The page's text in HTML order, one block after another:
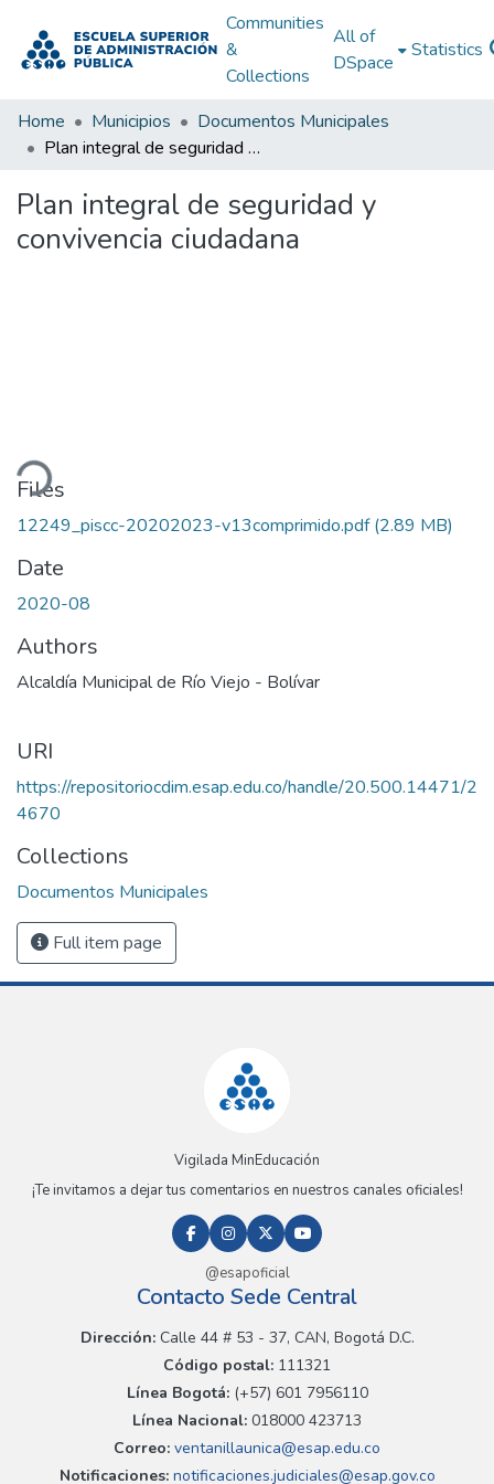
Communities
&
Collections
All of
DSpace
Statistics
Home Municipios
Documentos Municipales
Plan integral de seguridad y convivencia ciudadana
Plan integral de seguridad y
convivencia ciudadana
Files
12249_piscc-20202023-v13comprimido.pdf(2.89 MB)
Date
2020-08
Authors
Alcaldía Municipal de Río Viejo - Bolívar
URI
https://repositoriocdim.esap.edu.co/handle/20.500.14471/2
4670
Collections
Documentos Municipales
Full item page
Vigilada MinEducación
¡Te invitamos a dejar tus comentarios en nuestros canales oficiales!
@esapoficial
Contacto Sede Central
Dirección:Calle 44 # 53 - 37, CAN, Bogotá D.C.
Código postal: 111321
Línea Bogotá:(+57) 601 7956110
Línea Nacional: 018000 423713
Correo: ventanillaunica@esap.edu.co
Notificaciones:notificaciones.judiciales@esap.gov.co